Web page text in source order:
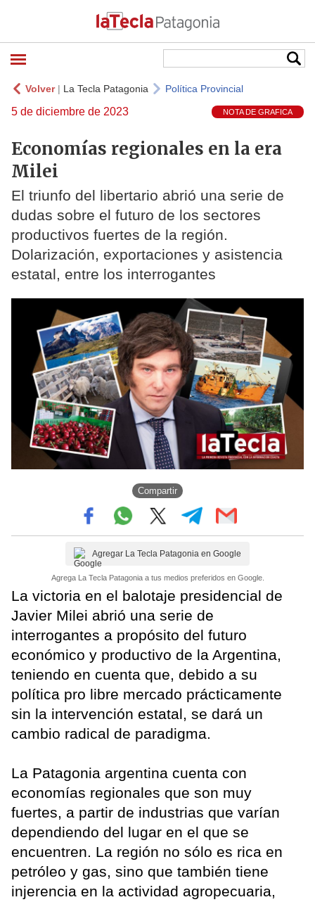
Volver| La Tecla Patagonia Política Provincial
5 de diciembre de 2023 NOTA DE GRAFICA
Economías regionales en la era
Milei
El triunfo del libertario abrió una serie de
dudas sobre el futuro de los sectores
productivos fuertes de la región.
Dolarización, exportaciones y asistencia
estatal, entre los interrogantes
Compartir
Agregar La Tecla Patagonia en Google
Agrega La Tecla Patagonia a tus medios preferidos en Google.
La victoria en el balotaje presidencial de
Javier Milei abrió una serie de
interrogantes a propósito del futuro
económico y productivo de la Argentina,
teniendo en cuenta que, debido a su
política pro libre mercado prácticamente
sin la intervención estatal, se dará un
cambio radical de paradigma.
La Patagonia argentina cuenta con
economías regionales que son muy
fuertes, a partir de industrias que varían
dependiendo del lugar en el que se
encuentren. La región no sólo es rica en
petróleo y gas, sino que también tiene
injerencia en la actividad agropecuaria,